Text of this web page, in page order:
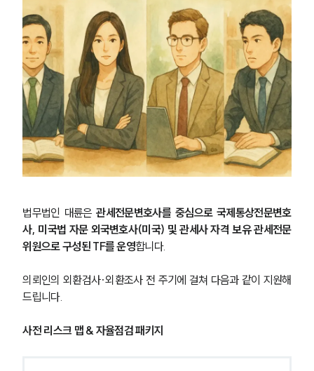
법무법인 대륜은 관세전문변호사를 중심으로 국제통상전문변호
사, 미국법 자문 외국변호사(미국) 및 관세사 자격 보유 관세전문
위원으로 구성된 TF를 운영합니다.
의뢰인의 외환검사·외환조사 전 주기에 걸쳐 다음과 같이 지원해
드립니다.
사전 리스크 맵 & 자율점검 패키지